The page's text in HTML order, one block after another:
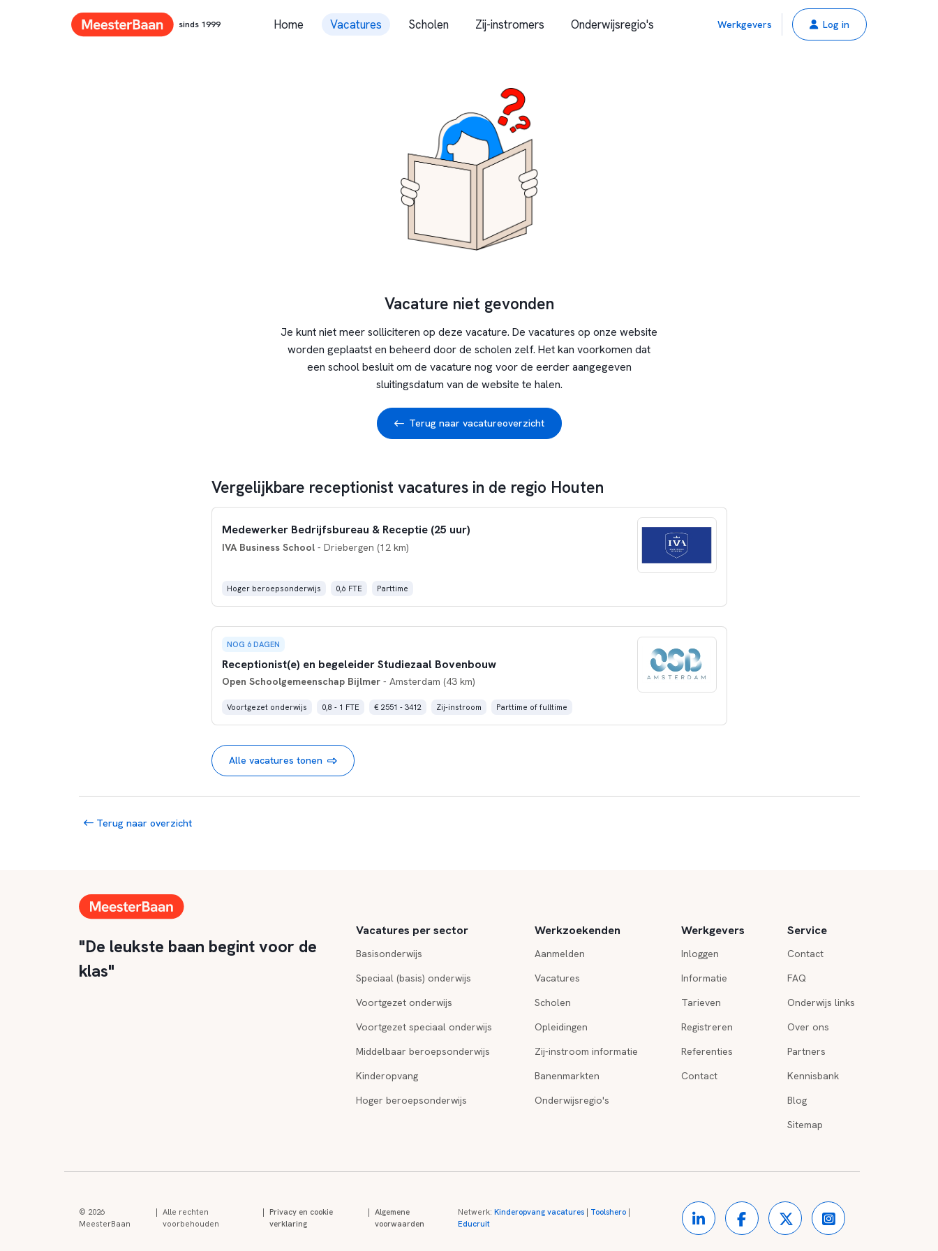
sinds 1999 Home Vacatures Scholen Zij-instromers Onderwijsregio's Werkgevers Log in
Vacature niet gevonden
Je kunt niet meer solliciteren op deze vacature. De vacatures op onze website
worden geplaatst en beheerd door de scholen zelf. Het kan voorkomen dat
een school besluit om de vacature nog voor de eerder aangegeven
sluitingsdatum van de website te halen.
Terug naar vacatureoverzicht
Vergelijkbare receptionist vacatures in de regio Houten
Medewerker Bedrijfsbureau & Receptie (25 uur)
IVA Business School- Driebergen (12 km)
Hoger beroepsonderwijs 0,6 FTE Parttime
NOG 6 DAGEN
Receptionist(e) en begeleider Studiezaal Bovenbouw
Open Schoolgemeenschap Bijlmer- Amsterdam (43 km)
Voortgezet onderwijs 0,8 - 1 FTE € 2551 - 3412 Zij-instroom Parttime of fulltime
Alle vacatures tonen
Terug naar overzicht
"De leukste baan begint voor de
klas"
Vacatures per sector
Basisonderwijs
Speciaal (basis) onderwijs
Voortgezet onderwijs
Voortgezet speciaal onderwijs
Middelbaar beroepsonderwijs
Kinderopvang
Hoger beroepsonderwijs
Werkzoekenden
Aanmelden
Vacatures
Scholen
Opleidingen
Zij-instroom informatie
Banenmarkten
Onderwijsregio's
Werkgevers
Inloggen
Informatie
Tarieven
Registreren
Referenties
Contact
Service
Contact
FAQ
Onderwijs links
Over ons
Partners
Kennisbank
Blog
Sitemap
© 2026
MeesterBaan
Alle rechten
voorbehouden
Privacy en cookie
verklaring
Algemene
voorwaarden
Netwerk: Kinderopvang vacatures| Toolshero|
Educruit